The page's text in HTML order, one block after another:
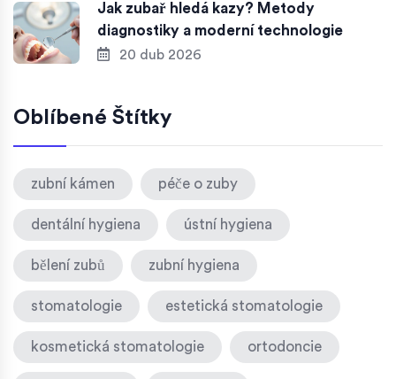
Jak zubař hledá kazy? Metody
diagnostiky a moderní technologie
20 dub 2026
Oblíbené Štítky
zubní kámen péče o zuby
dentální hygiena ústní hygiena
bělení zubů zubní hygiena
stomatologie estetická stomatologie
kosmetická stomatologie ortodoncie